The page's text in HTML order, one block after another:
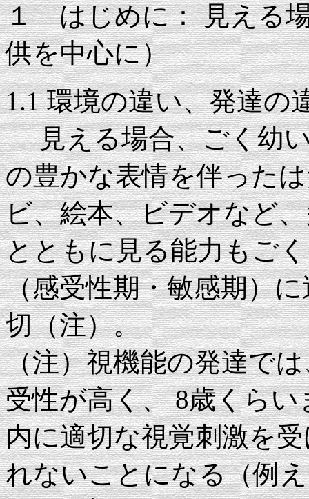
１ はじめに： 見える
供を中心に）
1.1 環境の違い、発達の
見える場合、ごく幼い
の豊かな表情を伴った
ビ、絵本、ビデオなど
とともに見る能力もご
（感受性期・敏感期）
切（注）。
（注）視機能の発達で
受性が高く、 8歳くら
内に適切な視覚刺激を
れないことになる（例